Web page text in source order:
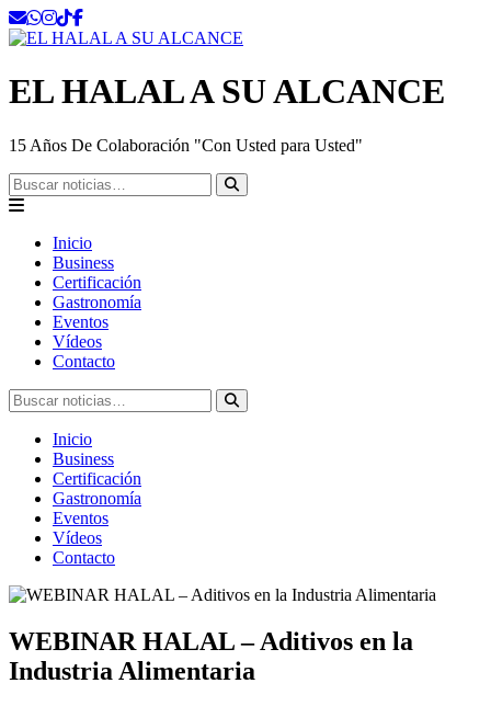
EL HALAL A SU ALCANCE
15 Años De Colaboración "Con Usted para Usted"
Buscar
Inicio
Business
Certificación
Gastronomía
Eventos
Vídeos
Contacto
Buscar
Inicio
Business
Certificación
Gastronomía
Eventos
Vídeos
Contacto
WEBINAR HALAL – Aditivos en la
Industria Alimentaria